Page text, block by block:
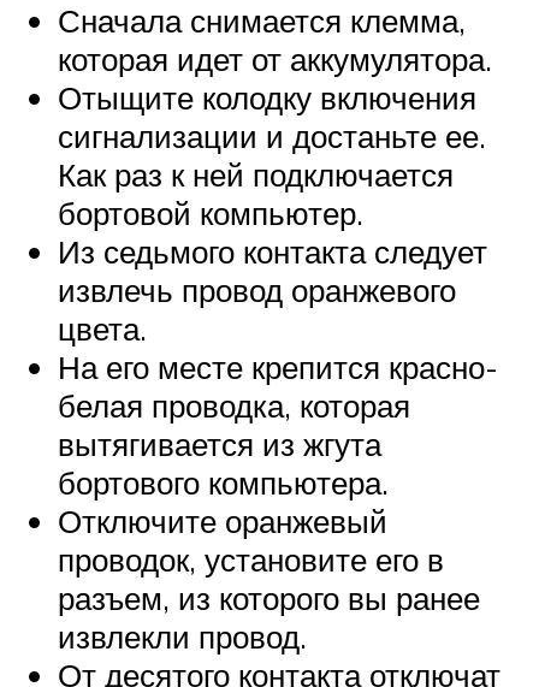
Сначала снимается клемма,
которая идет от аккумулятора.
Отыщите колодку включения
сигнализации и достаньте ее.
Как раз к ней подключается
бортовой компьютер.
Из седьмого контакта следует
извлечь провод оранжевого
цвета.
На его месте крепится красно-
белая проводка, которая
вытягивается из жгута
бортового компьютера.
Отключите оранжевый
проводок, установите его в
разъем, из которого вы ранее
извлекли провод.
От десятого контакта отключат